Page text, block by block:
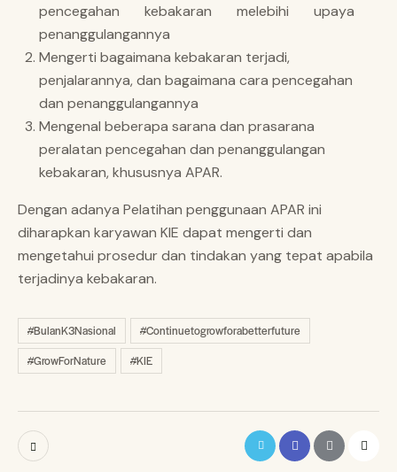
pencegahan kebakaran melebihi upaya
penanggulangannya
Mengerti bagaimana kebakaran terjadi,
penjalarannya, dan bagaimana cara pencegahan
dan penanggulangannya
Mengenal beberapa sarana dan prasarana
peralatan pencegahan dan penanggulangan
kebakaran, khususnya APAR.
Dengan adanya Pelatihan penggunaan APAR ini
diharapkan karyawan KIE dapat mengerti dan
mengetahui prosedur dan tindakan yang tepat apabila
terjadinya kebakaran.
#BulanK3Nasional
#Continuetogrowforabetterfuture
#GrowForNature
#KIE